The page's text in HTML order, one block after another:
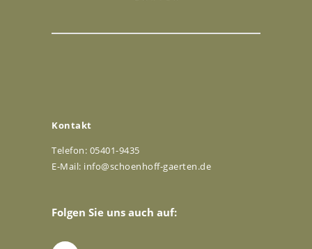
Kontakt
Telefon: 05401-9435
E-Mail: info@schoenhoff-gaerten.de
Folgen Sie uns auch auf: